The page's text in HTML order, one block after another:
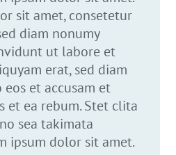
sit amet, consetetur
diam nonumy
ut labore et
erat, sed diam
et accusam et
et ea rebum. Stet clita
sea takimata
ipsum dolor sit amet.